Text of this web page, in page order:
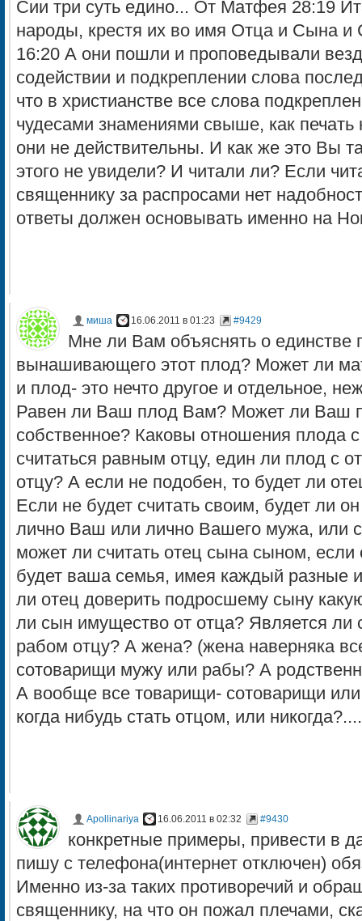
Сии три суть едино... От Матфея 28:19
народы, крестя их во имя Отца и Сына и
16:20 А они пошли и проповедывали
содействии и подкреплении слова
что в христианстве все слова
чудесами знамениями свыше, как печать
они не действительны. И как же это Вы
этого не увидели? И читали ли? Если
священнику за распросами нет
ответы должен основывать именно на
миша 16.06.2011 в 01:23 #9429
Мне ли Вам объяснять о единстве
вынашивающего этот плод? Может ли
и плод- это нечто другое и отдельное,
Равен ли Ваш плод Вам? Может ли Ваш
собственное? Каковы отношения плода
считаться равным отцу, един ли плод с
отцу? А если не подобен, то будет ли
Если не будет считать своим, будет ли
лично Ваш или лично Вашего мужа, или
может ли считать отец сына сыном,
будет ваша семья, имея каждый разные
ли отец доверить подросшему сыну
ли сын имущество от отца? Является
рабом отцу? А жена? (жена наверняка
сотоварищи мужу или рабы? А
А вообще все товарищи- сотоварищи
когда нибудь стать отцом, или
Apollinariya 16.06.2011 в 02:32 #9430
конкретные примеры, привести в
пишу с телефона(интернет отключен)
Именно из-за таких противоречий и
священнику, на что он пожал плечами,